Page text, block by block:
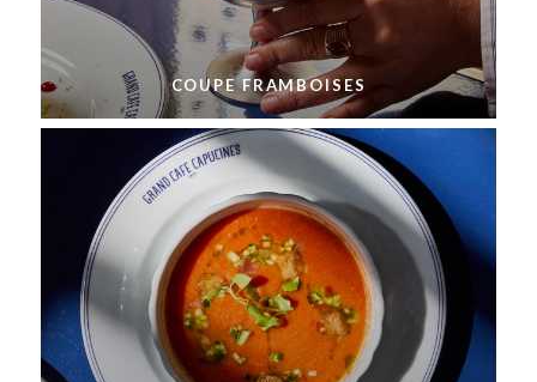
COUPE FRAMBOISES